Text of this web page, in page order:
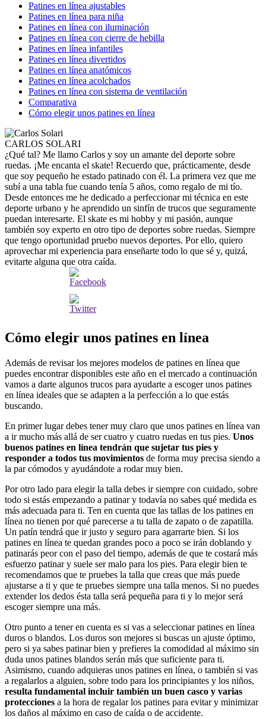
Patines en línea ajustables
Patines en línea para niña
Patines en línea con iluminación
Patines en línea con cierre de hebilla
Patines en línea infantiles
Patines en línea divertidos
Patines en línea anatómicos
Patines en línea acolchados
Patines en línea con sistema de ventilación
Comparativa
Cómo elegir unos patines en línea
CARLOS SOLARI
¿Qué tal? Me llamo Carlos y soy un amante del deporte sobre
ruedas. ¡Me encanta el skate! Recuerdo que, prácticamente, desde
que soy pequeño he estado patinado con él. La primera vez que me
subí a una tabla fue cuando tenía 5 años, como regalo de mi tío.
Desde entonces me he dedicado a perfeccionar mi técnica en este
deporte urbano y he aprendido un sinfín de trucos que seguramente
puedan interesarte. El skate es mi hobby y mi pasión, aunque
también soy experto en otro tipo de deportes sobre ruedas. Siempre
que tengo oportunidad pruebo nuevos deportes. Por ello, quiero
aprovechar mi experiencia para enseñarte todo lo que sé y, quizá,
evitarte alguna que otra caída.
Cómo elegir unos patines en línea
Además de revisar los mejores modelos de patines en línea que
puedes encontrar disponibles este año en el mercado a continuación
vamos a darte algunos trucos para ayudarte a escoger unos patines
en línea ideales que se adapten a la perfección a lo que estás
buscando.
En primer lugar debes tener muy claro que unos patines en línea van
a ir mucho más allá de ser cuatro y cuatro ruedas en tus pies. Unos
buenos patines en línea tendrán que sujetar tus pies y
responder a todos tus movimientos de forma muy precisa siendo a
la par cómodos y ayudándote a rodar muy bien.
Por otro lado para elegir la talla debes ir siempre con cuidado, sobre
todo si estás empezando a patinar y todavía no sabes qué medida es
más adecuada para ti. Ten en cuenta que las tallas de los patines en
línea no tienen por qué parecerse a tu talla de zapato o de zapatilla.
Un patín tendrá que ir justo y seguro para agarrarte bien. Si los
patines en línea te quedan grandes poco a poco se irán doblando y
patinarás peor con el paso del tiempo, además de que te costará más
esfuerzo patinar y suele ser malo para los pies. Para elegir bien te
recomendamos que te pruebes la talla que creas que más puede
ajustarse a ti y que te pruebes siempre una talla menos. Si no puedes
extender los dedos ésta talla será pequeña para ti y lo mejor será
escoger siempre una más.
Otro punto a tener en cuenta es si vas a seleccionar patines en línea
duros o blandos. Los duros son mejores si buscas un ajuste óptimo,
pero si ya sabes patinar bien y prefieres la comodidad al máximo sin
duda unos patines blandos serán más que suficiente para ti.
Asimismo, cuando adquieras unos patines en línea, o también si vas
a regalarlos a alguien, sobre todo para los principiantes y los niños,
resulta fundamental incluir también un buen casco y varias
protecciones a la hora de regalar los patines para evitar y minimizar
los daños al máximo en caso de caída o de accidente.